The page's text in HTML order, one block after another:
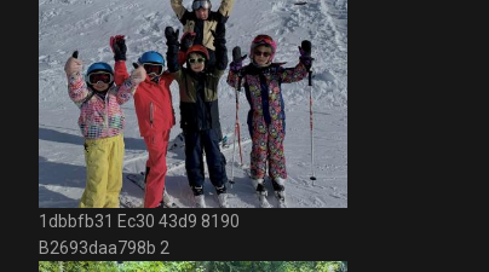
1dbbfb31 Ec30 43d9 8190
B2693daa798b 2